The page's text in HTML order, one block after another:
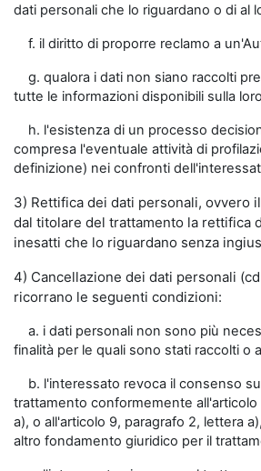
dati personali che lo riguardano o di al
f. il diritto di proporre reclamo a
g. qualora i dati non siano raccolti
tutte le informazioni disponibili sulla
h. l'esistenza di un processo
compresa l'eventuale attività di
definizione) nei confronti
3) Rettifica dei dati personali, ovvero
dal titolare del trattamento la rettifica
inesatti che lo riguardano senza
4) Cancellazione dei dati personali
ricorrano le seguenti condizioni:
a. i dati personali non sono più
finalità per le quali sono stati raccolti o
b. l'interessato revoca il consenso
trattamento conformemente all'articolo
a), o all'articolo 9, paragrafo 2, lettera
altro fondamento giuridico per il